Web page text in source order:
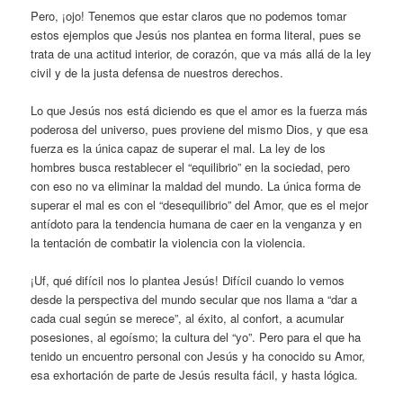
Pero, ¡ojo! Tenemos que estar claros que no podemos tomar
estos ejemplos que Jesús nos plantea en forma literal, pues se
trata de una actitud interior, de corazón, que va más allá de la ley
civil y de la justa defensa de nuestros derechos.
Lo que Jesús nos está diciendo es que el amor es la fuerza más
poderosa del universo, pues proviene del mismo Dios, y que esa
fuerza es la única capaz de superar el mal. La ley de los
hombres busca restablecer el “equilibrio” en la sociedad, pero
con eso no va eliminar la maldad del mundo. La única forma de
superar el mal es con el “desequilibrio” del Amor, que es el mejor
antídoto para la tendencia humana de caer en la venganza y en
la tentación de combatir la violencia con la violencia.
¡Uf, qué difícil nos lo plantea Jesús! Difícil cuando lo vemos
desde la perspectiva del mundo secular que nos llama a “dar a
cada cual según se merece”, al éxito, al confort, a acumular
posesiones, al egoísmo; la cultura del “yo”. Pero para el que ha
tenido un encuentro personal con Jesús y ha conocido su Amor,
esa exhortación de parte de Jesús resulta fácil, y hasta lógica.